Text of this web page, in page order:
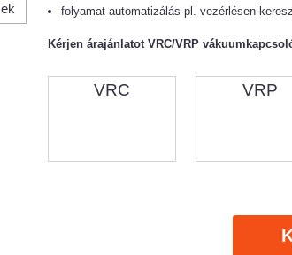
folyamat automatizálás pl. vezérlésen
Kérjen árajánlatot VRC/VRP
VRC VRP